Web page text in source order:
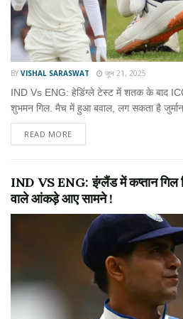
BY VISHAL SARASWAT जून 21, 2025
IND Vs ENG: हेडिंग्ले टेस्ट में शतक के बाद
शुभमन गिल. मैच में हुआ बवाल, लग सकता है
READ MORE
IND VS ENG: इंग्लैंड में कप्तान गिल
वाले आंकड़े आए सामने !